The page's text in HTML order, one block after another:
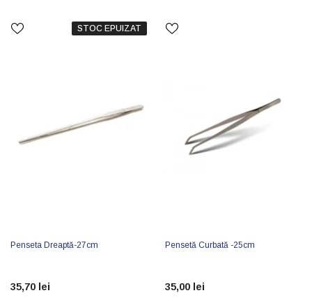
STOC EPUIZAT
Penseta Dreaptă-27cm
35,70 lei
Pensetă Curbată -25cm
35,00 lei